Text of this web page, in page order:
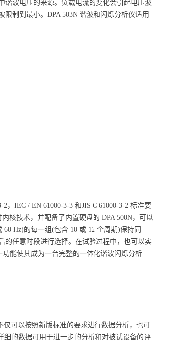
谐波电压的来源。负载电流的变化会引起电压波
制到最小。DPA 503N 谐波和闪烁分析仪适用
IEC / EN 61000-3-3 和JIS C 61000-3-2 标准要
核技术，并配备了内置硬盘的 DPA 500N，可以
Hz)的每一组(包含 10 或 12 个周期)保持同
的任意时段进行选择。在试验过程中，也可以实
能使其成为一台完整的一体化谐波闪烁分析
可以按照新版标准的要求进行数据分析，也可
的数据可用于进一步的分析和对被试设备的评